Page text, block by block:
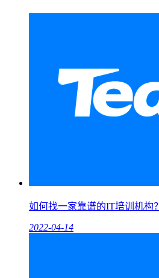
如何找一家靠谱的IT培训机构？
2022-04-14